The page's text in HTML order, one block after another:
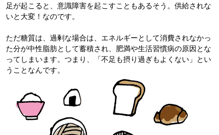
足が起こると、意識障害を起こすこともあるそう。供給されな
いと大変！なのです。
ただ糖質は、過剰な場合は、エネルギーとして消費されなかっ
た分が中性脂肪として蓄積され、肥満や生活習慣病の原因とな
ってしまいます。つまり、「不足も摂り過ぎもよくない」とい
うことなんです。